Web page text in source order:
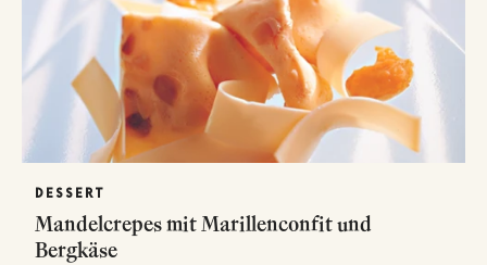
DESSERT
Mandelcrepes mit Marillenconfit und
Bergkäse